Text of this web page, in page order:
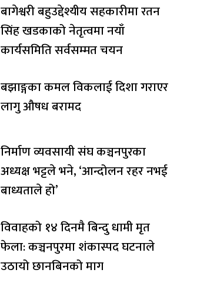
बागेश्वरी बहुउद्देश्यीय सहकारीमा रतन
सिंह खडकाको नेतृत्वमा नयाँ
कार्यसमिति सर्वसम्मत चयन
बझाङ्गका कमल विकलाई दिशा गराएर
लागु औषध बरामद
निर्माण व्यवसायी संघ कञ्चनपुरका
अध्यक्ष भट्टले भने, ‘आन्दोलन रहर नभई
बाध्यताले हो’
विवाहको १४ दिनमै बिन्दु धामी मृत
फेला: कञ्चनपुरमा शंकास्पद घटनाले
उठायो छानबिनको माग